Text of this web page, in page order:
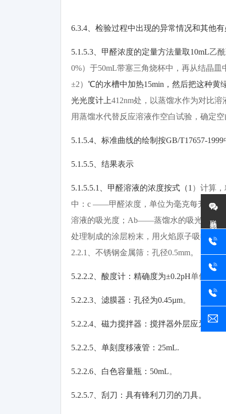
6.3.4 、检验过程中出现的异常情况和其他
5.1.5.3 、甲醛浓度的定量方法量取10mL乙
0%）于50mL带塞三角烧杯中，再从结晶皿
±2） ℃的水槽中加热15min，然后把这种黄
光光度计上412nm处，以蒸馏水作为对比溶
用蒸馏水代替反应溶液作空白试验，确定
5.1.5.4 、标准曲线的绘制按GB/T17657-1999
5.1.5.5 、结果表示
5.1.5.5.1 、甲醛溶液的浓度按式（1 ）计算
中： c ——甲醛浓度，单位为毫克每升（
溶液的吸光度； Ab——蒸馏水的吸光度。
处理制成的涂层粉末，用火焰原子吸收光
2.2.1
、不锈钢金属筛：孔径0.5mm。
5.2.2.2 、酸度计：精确度为±0.2pH单位。
5.2.2.3 、滤膜器：孔径为0.45µm。
5.2.2.4 、磁力搅拌器：搅拌器外层应为塑料
5.2.2.5 、单刻度移液管： 25mL.
5.2.2.6 、白色容量瓶： 50mL。
5.2.5.7 、刮刀：具有锋利刀刃的刀具。